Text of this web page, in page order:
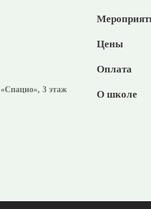
3 этаж
Цены
Оплата
О школе